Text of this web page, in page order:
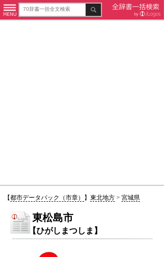
【都市データパック（市章） 】 東北地方> 宮城県
東松島市
【ひがしまつしま】